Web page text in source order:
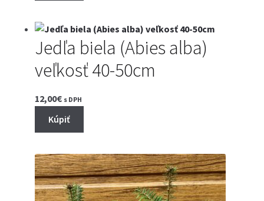
Jedľa biela (Abies alba)
veľkosť 40-50cm
12,00€ s DPH
Kúpiť